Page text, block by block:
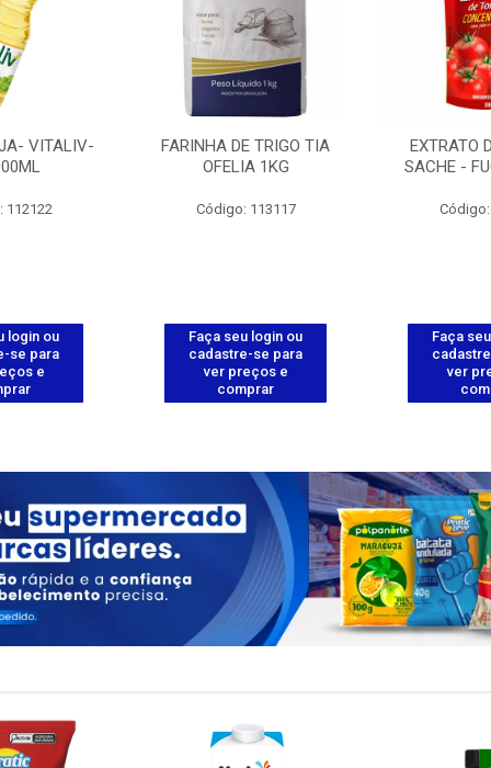
VITALIV-
112122
login ou
se para
e
FARINHA DE TRIGO TIA
OFELIA 1KG
Código: 113117
Faça seu login ou
cadastre-se para
ver preços e
comprar
EXTRATO
SACHE -
Faça
ver